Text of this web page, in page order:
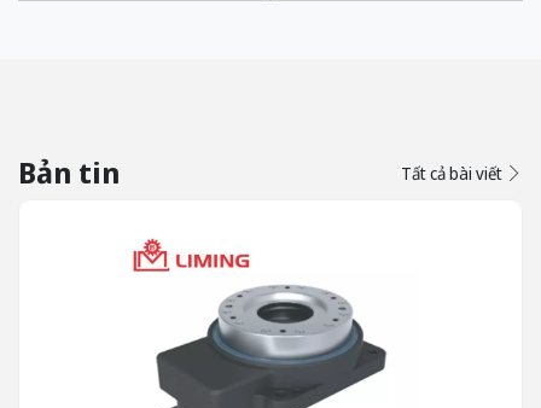
Bản tin Tất cả bài viết